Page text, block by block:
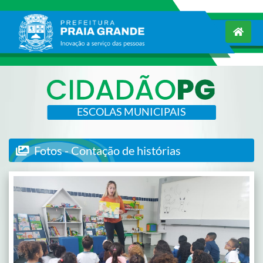
ESCOLAS MUNICIPAIS
Fotos - Contação de histórias